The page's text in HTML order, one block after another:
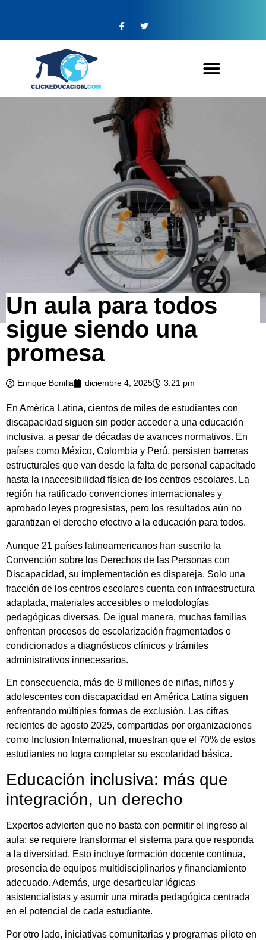
Un aula para todos
sigue siendo una
promesa
Enrique Bonilla diciembre 4, 2025 3:21 pm
En América Latina, cientos de miles de estudiantes con
discapacidad siguen sin poder acceder a una educación
inclusiva, a pesar de décadas de avances normativos. En
países como México, Colombia y Perú, persisten barreras
estructurales que van desde la falta de personal capacitado
hasta la inaccesibilidad física de los centros escolares. La
región ha ratificado convenciones internacionales y
aprobado leyes progresistas, pero los resultados aún no
garantizan el derecho efectivo a la educación para todos.
Aunque 21 países latinoamericanos han suscrito la
Convención sobre los Derechos de las Personas con
Discapacidad, su implementación es dispareja. Solo una
fracción de los centros escolares cuenta con infraestructura
adaptada, materiales accesibles o metodologías
pedagógicas diversas. De igual manera, muchas familias
enfrentan procesos de escolarización fragmentados o
condicionados a diagnósticos clínicos y trámites
administrativos innecesarios.
En consecuencia, más de 8 millones de niñas, niños y
adolescentes con discapacidad en América Latina siguen
enfrentando múltiples formas de exclusión. Las cifras
recientes de agosto 2025, compartidas por organizaciones
como Inclusion International, muestran que el 70% de estos
estudiantes no logra completar su escolaridad básica.
Educación inclusiva: más que
integración, un derecho
Expertos advierten que no basta con permitir el ingreso al
aula; se requiere transformar el sistema para que responda
a la diversidad. Esto incluye formación docente continua,
presencia de equipos multidisciplinarios y financiamiento
adecuado. Además, urge desarticular lógicas
asistencialistas y asumir una mirada pedagógica centrada
en el potencial de cada estudiante.
Por otro lado, iniciativas comunitarias y programas piloto en